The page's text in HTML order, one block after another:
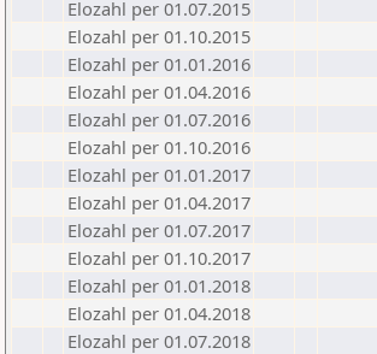
Elozahl per 01.07.2015
Elozahl per 01.10.2015
Elozahl per 01.01.2016
Elozahl per 01.04.2016
Elozahl per 01.07.2016
Elozahl per 01.10.2016
Elozahl per 01.01.2017
Elozahl per 01.04.2017
Elozahl per 01.07.2017
Elozahl per 01.10.2017
Elozahl per 01.01.2018
Elozahl per 01.04.2018
Elozahl per 01.07.2018